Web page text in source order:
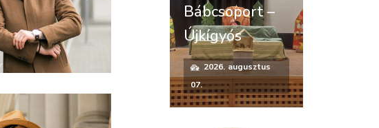
Bábcsoport –
Újkígyós
2026. augusztus
07.